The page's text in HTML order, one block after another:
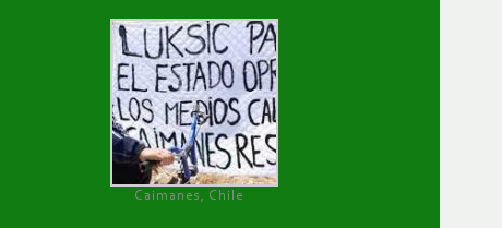
Caimanes, Chile